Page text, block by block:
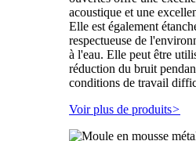
acoustique et une
Elle est également
respectueuse de
à l'eau. Elle peut être
réduction du bruit
conditions de travail
Voir plus de produits>